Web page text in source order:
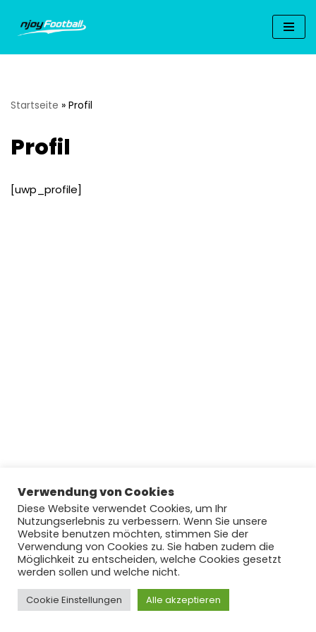
Zum
Inhalt
Startseite » Profil
Profil
[uwp_profile]
Copyright © 2022 by njoyFootball.de #lovefootball
Verwendung von Cookies
Diese Website verwendet Cookies, um Ihr
Nutzungserlebnis zu verbessern. Wenn Sie unsere
Website benutzen möchten, stimmen Sie der
Verwendung von Cookies zu. Sie haben zudem die
Möglichkeit zu entscheiden, welche Cookies gesetzt
werden sollen und welche nicht.
Cookie Einstellungen Alle akzeptieren